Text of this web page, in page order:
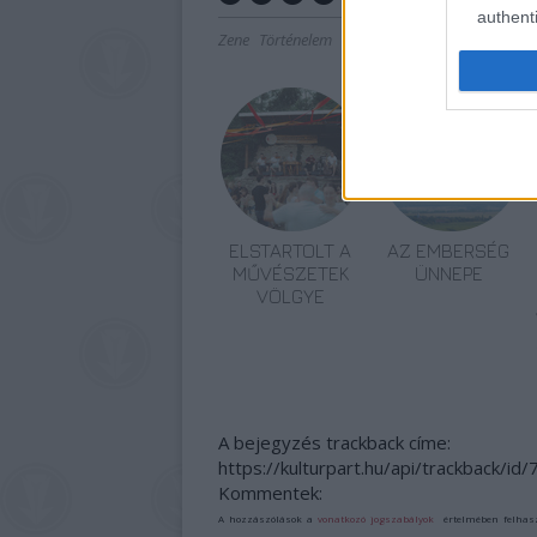
Zene Történelem
ELSTARTOLT A
MŰVÉSZETEK
VÖLGYE
AZ EMBERSÉG
ÜNNEPE
A bejegyzés trackback címe:
https://kulturpart.hu/api/trackback/id/
Kommentek:
A hozzászólások avonatkozó jogszabályok értelmében